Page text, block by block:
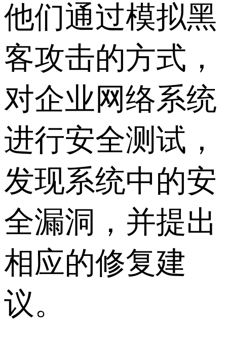
他们通过模拟黑
客攻击的方式，
对企业网络系统
进行安全测试，
发现系统中的安
全漏洞，并提出
相应的修复建
议。